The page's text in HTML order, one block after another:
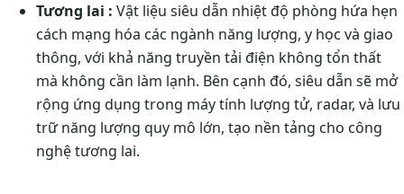
Tương lai : Vật liệu siêu dẫn nhiệt độ phòng hứa hẹn
cách mạng hóa các ngành năng lượng, y học và giao
thông, với khả năng truyền tải điện không tổn thất
mà không cần làm lạnh. Bên cạnh đó, siêu dẫn sẽ mở
rộng ứng dụng trong máy tính lượng tử, radar, và lưu
trữ năng lượng quy mô lớn, tạo nền tảng cho công
nghệ tương lai.